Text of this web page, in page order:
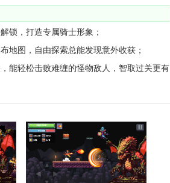
锁，打造专属骑士形象；
地图，自由探索总能发现意外收获；
能轻松击败难缠的怪物敌人，智取过关更有